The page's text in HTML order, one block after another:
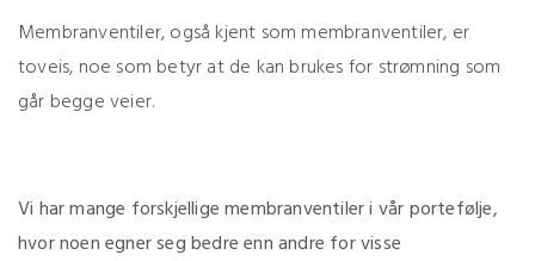
Membranventiler, også kjent som membranventiler, er
toveis, noe som betyr at de kan brukes for strømning som
går begge veier.
Vi har mange forskjellige membranventiler i vår portefølje,
hvor noen egner seg bedre enn andre for visse